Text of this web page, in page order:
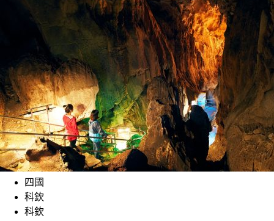
四國
科欽
科欽